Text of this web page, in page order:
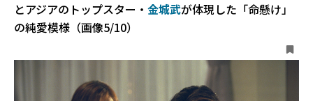
とアジアのトップスター・ 金城武が体現した「命懸け」
の純愛模様（画像5/10）